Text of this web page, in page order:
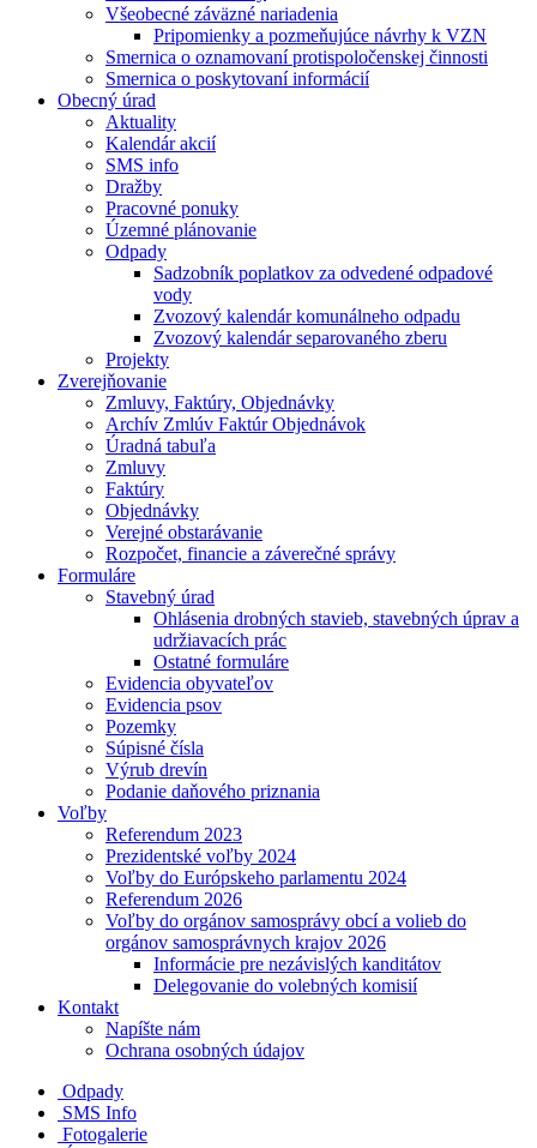
Všeobecné záväzné nariadenia
Pripomienky a pozmeňujúce návrhy k VZN
Smernica o oznamovaní protispoločenskej činnosti
Smernica o poskytovaní informácií
Obecný úrad
Aktuality
Kalendár akcií
SMS info
Dražby
Pracovné ponuky
Územné plánovanie
Odpady
Sadzobník poplatkov za odvedené odpadové
vody
Zvozový kalendár komunálneho odpadu
Zvozový kalendár separovaného zberu
Projekty
Zverejňovanie
Zmluvy, Faktúry, Objednávky
Archív Zmlúv Faktúr Objednávok
Úradná tabuľa
Zmluvy
Faktúry
Objednávky
Verejné obstarávanie
Rozpočet, financie a záverečné správy
Formuláre
Stavebný úrad
Ohlásenia drobných stavieb, stavebných úprav a
udržiavacích prác
Ostatné formuláre
Evidencia obyvateľov
Evidencia psov
Pozemky
Súpisné čísla
Výrub drevín
Podanie daňového priznania
Voľby
Referendum 2023
Prezidentské voľby 2024
Voľby do Európskeho parlamentu 2024
Referendum 2026
Voľby do orgánov samosprávy obcí a volieb do
orgánov samosprávnych krajov 2026
Informácie pre nezávislých kanditátov
Delegovanie do volebných komisií
Kontakt
Napíšte nám
Ochrana osobných údajov
Odpady
SMS Info
Fotogalerie